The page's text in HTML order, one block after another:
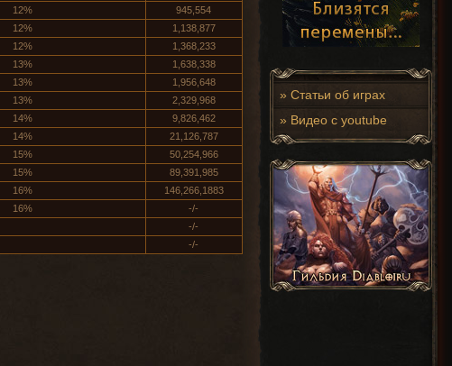
» Статьи об играх
» Видео с youtube
12%
945,554
12%
1,138,877
12%
1,368,233
13%
1,638,338
13%
1,956,648
13%
2,329,968
14%
9,826,462
14%
21,126,787
15%
50,254,966
15%
89,391,985
16%
146,266,1883
16%
-/-
-/-
-/-